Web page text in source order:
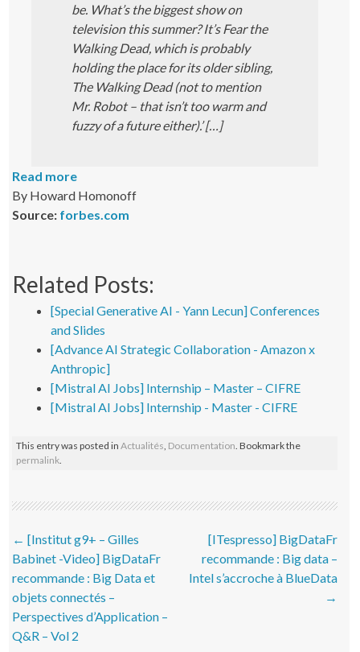
be. What’s the biggest show on
television this summer? It’s Fear the
Walking Dead, which is probably
holding the place for its older sibling,
The Walking Dead (not to mention
Mr. Robot – that isn’t too warm and
fuzzy of a future either).’ […]
Read more
By Howard Homonoff
Source: forbes.com
Related Posts:
[Special Generative AI - Yann Lecun] Conferences
and Slides
[Advance AI Strategic Collaboration - Amazon x
Anthropic]
[Mistral AI Jobs] Internship – Master – CIFRE
[Mistral AI Jobs] Internship - Master - CIFRE
This entry was posted inActualités Documentation . Bookmark the
permalink
Post navigation
← [Institut g9+ – Gilles
Babinet -Video] BigDataFr
recommande : Big Data et
objets connectés –
Perspectives d’Application –
Q&R – Vol 2
[ITespresso] BigDataFr
recommande : Big data –
Intel s’accroche à BlueData
→